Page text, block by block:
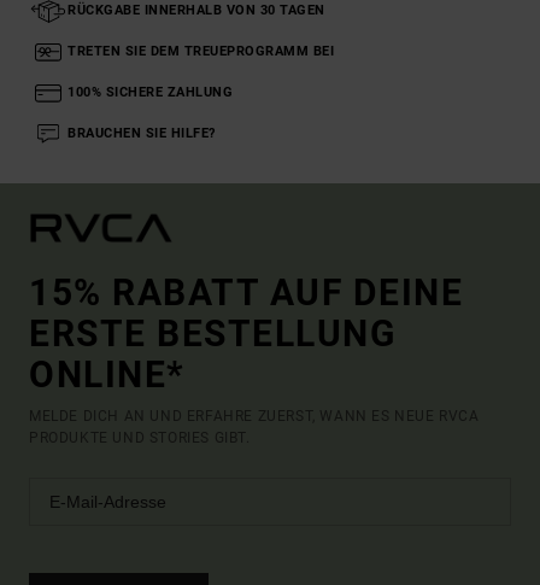
RÜCKGABE INNERHALB VON 30 TAGEN
TRETEN SIE DEM TREUEPROGRAMM BEI
100% SICHERE ZAHLUNG
BRAUCHEN SIE HILFE?
15% RABATT AUF DEINE
ERSTE BESTELLUNG
ONLINE*
MELDE DICH AN UND ERFAHRE ZUERST, WANN ES NEUE RVCA
PRODUKTE UND STORIES GIBT.